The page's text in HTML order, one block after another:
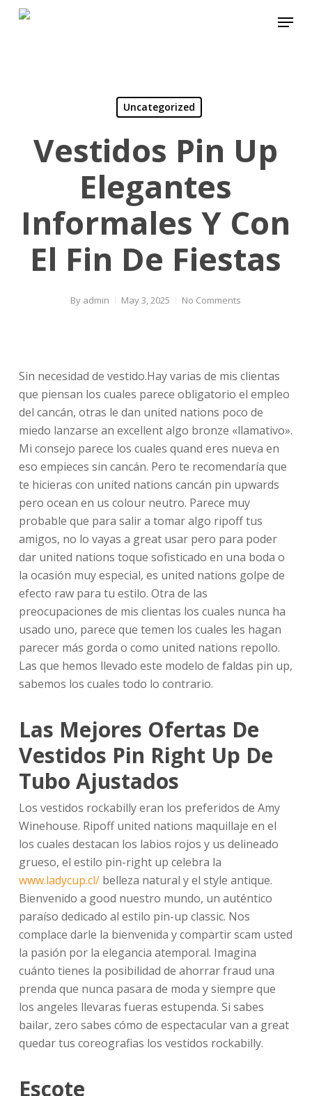
Skip
Menu
Uncategorized
Vestidos Pin Up
Elegantes
Informales Y Con
El Fin De Fiestas
By admin May 3, 2025 No Comments
Sin necesidad de vestido.Hay varias de mis clientas
que piensan los cuales parece obligatorio el empleo
del cancán, otras le dan united nations poco de
miedo lanzarse an excellent algo bronze «llamativo».
Mi consejo parece los cuales quand eres nueva en
eso empieces sin cancán. Pero te recomendaría que
te hicieras con united nations cancán pin upwards
pero ocean en us colour neutro. Parece muy
probable que para salir a tomar algo ripoff tus
amigos, no lo vayas a great usar pero para poder
dar united nations toque sofisticado en una boda o
la ocasión muy especial, es united nations golpe de
efecto raw para tu estilo. Otra de las
preocupaciones de mis clientas los cuales nunca ha
usado uno, parece que temen los cuales les hagan
parecer más gorda o como united nations repollo.
Las que hemos llevado este modelo de faldas pin up,
sabemos los cuales todo lo contrario.
Las Mejores Ofertas De
Vestidos Pin Right Up De
Tubo Ajustados
Los vestidos rockabilly eran los preferidos de Amy
Winehouse. Ripoff united nations maquillaje en el
los cuales destacan los labios rojos y us delineado
grueso, el estilo pin-right up celebra la
www.ladycup.cl/belleza natural y el style antique.
Bienvenido a good nuestro mundo, un auténtico
paraíso dedicado al estilo pin-up classic. Nos
complace darle la bienvenida y compartir scam usted
la pasión por la elegancia atemporal. Imagina
cuánto tienes la posibilidad de ahorrar fraud una
prenda que nunca pasara de moda y siempre que
los angeles llevaras fueras estupenda. Si sabes
bailar, zero sabes cómo de espectacular van a great
quedar tus coreografias los vestidos rockabilly.
Escote